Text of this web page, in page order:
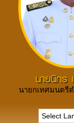
นายนิกร
นายกเทศมนตรี